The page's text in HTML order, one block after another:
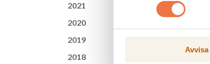
Avvisa
2021
2020
2019
2018